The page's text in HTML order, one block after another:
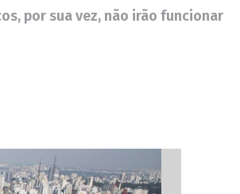
por sua vez, não irão funcionar